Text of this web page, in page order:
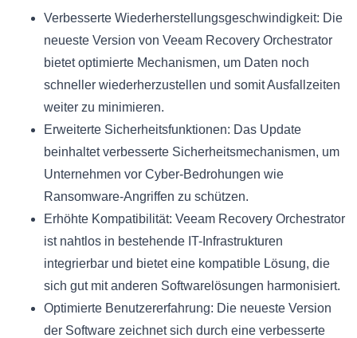
Verbesserte Wiederherstellungsgeschwindigkeit: Die
neueste Version von Veeam Recovery Orchestrator
bietet optimierte Mechanismen, um Daten noch
schneller wiederherzustellen und somit Ausfallzeiten
weiter zu minimieren.
Erweiterte Sicherheitsfunktionen: Das Update
beinhaltet verbesserte Sicherheitsmechanismen, um
Unternehmen vor Cyber-Bedrohungen wie
Ransomware-Angriffen zu schützen.
Erhöhte Kompatibilität: Veeam Recovery Orchestrator
ist nahtlos in bestehende IT-Infrastrukturen
integrierbar und bietet eine kompatible Lösung, die
sich gut mit anderen Softwarelösungen harmonisiert.
Optimierte Benutzererfahrung: Die neueste Version
der Software zeichnet sich durch eine verbesserte